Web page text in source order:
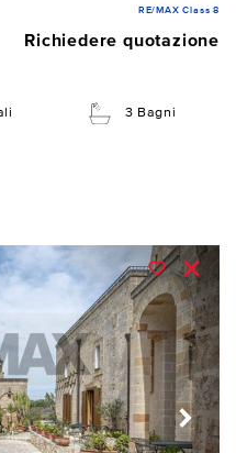
RE/MAX Class 8
Richiedere quotazione
3 Bagni